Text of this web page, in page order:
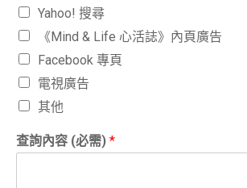
Yahoo! 搜尋
《Mind & Life 心活誌》內頁廣告
Facebook 專頁
電視廣告
其他
查詢內容 (必需) *